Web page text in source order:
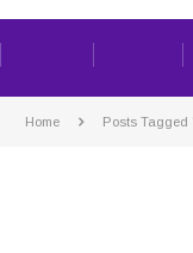
Home Posts Tagged